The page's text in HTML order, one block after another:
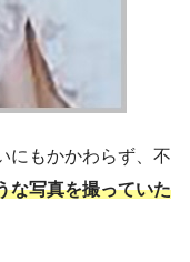
にもかかわらず、不
な写真を撮っていた